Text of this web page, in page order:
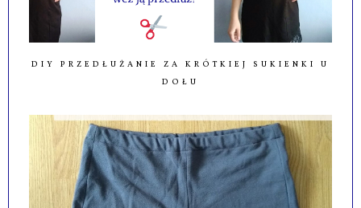
DIY PRZEDŁUŻANIE ZA KRÓTKIEJ SUKIENKI U
DOŁU